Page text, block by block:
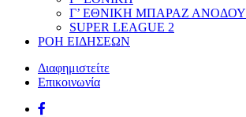
Γ’ ΕΘΝΙΚΗ ΜΠΑΡΑΖ ΑΝΟΔΟΥ
SUPER LEAGUE 2
ΡΟΗ ΕΙΔΗΣΕΩΝ
Διαφημιστείτε
Επικοινωνία